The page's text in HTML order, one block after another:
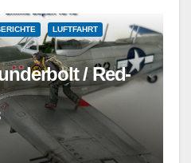
LUFTFAHRT
/ Red-